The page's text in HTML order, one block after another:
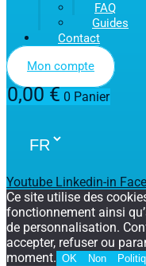
FAQ
Guides
Contact
Mon compte
0,00€ 0 Panier
Youtube Linkedin-in
Ce site utilise des
fonctionnement ainsi
de personnalisation.
accepter, refuser ou
moment. OK Non